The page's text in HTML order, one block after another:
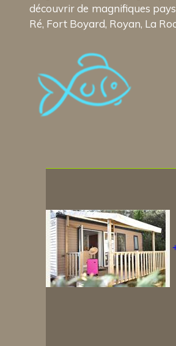
découvrir de magnifiques
Ré, Fort Boyard, Royan, La